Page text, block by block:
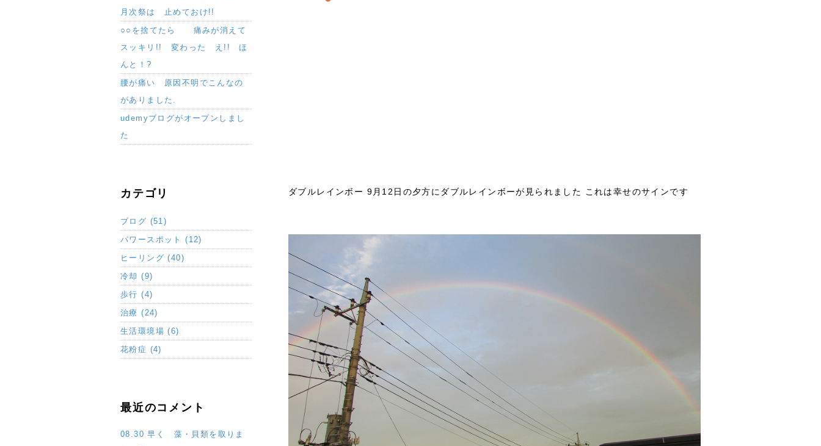
ダブルレインボー 9月12日の夕方にダブルレインボーが見られました これは幸せのサインです
月次祭は 止めておけ!!
○○を捨てたら 痛みが消えて
スッキリ!! 変わった え!! ほ
んと！?
腰が痛い 原因不明でこんなの
がありました.
udemyブログがオープンしまし
た
カテゴリ
ブログ (51)
パワースポット (12)
ヒーリング (40)
冷却 (9)
歩行 (4)
治療 (24)
生活環境場 (6)
花粉症 (4)
最近のコメント
08.30 早く 藻・貝類を取りま